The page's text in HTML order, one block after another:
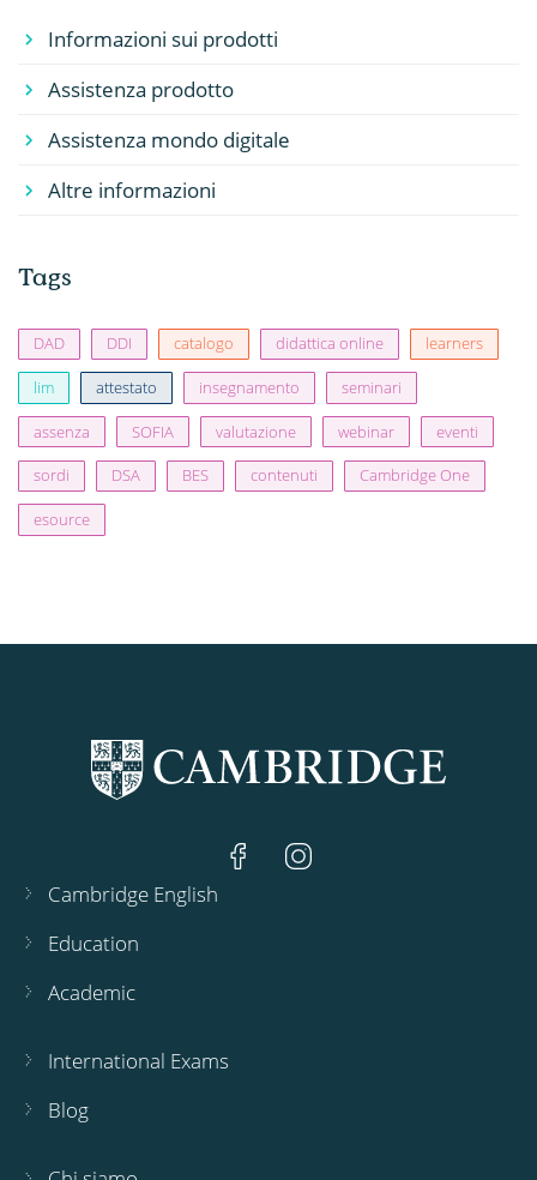
Informazioni sui prodotti
Assistenza prodotto
Assistenza mondo digitale
Altre informazioni
Tags
DAD DDI catalogo didattica online learners
lim attestato insegnamento seminari
assenza SOFIA valutazione webinar eventi
sordi DSA BES contenuti Cambridge One
esource
Cambridge English
Education
Academic
International Exams
Blog